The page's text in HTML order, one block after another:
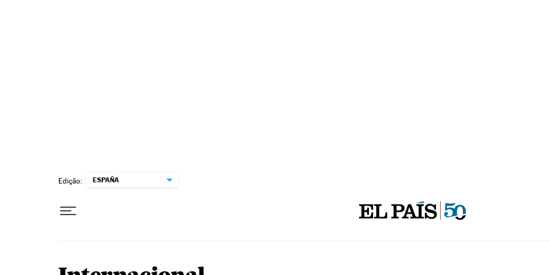
Edição: ESPAÑA